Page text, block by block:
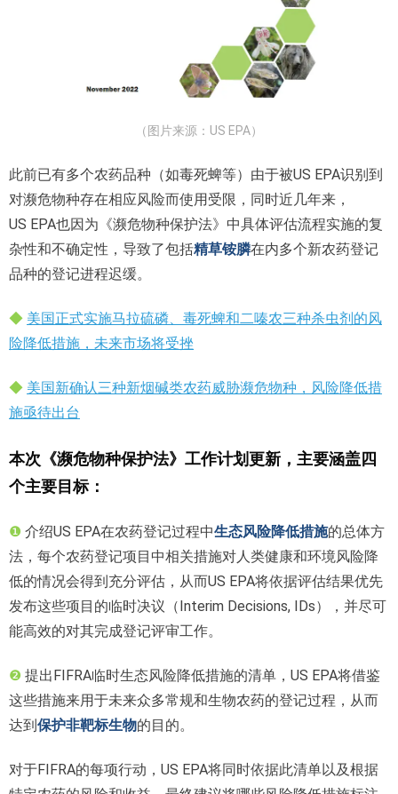
（图片来源：US EPA）
此前已有多个农药品种（如毒死蜱等）由于被US EPA识别到
对濒危物种存在相应风险而使用受限，同时近几年来，
US EPA也因为《濒危物种保护法》中具体评估流程实施的复
杂性和不确定性，导致了包括精草铵膦在内多个新农药登记
品种的登记进程迟缓。
◆ 美国正式实施马拉硫磷、毒死蜱和二嗪农三种杀虫剂的风
险降低措施，未来市场将受挫
◆ 美国新确认三种新烟碱类农药威胁濒危物种，风险降低措
施亟待出台
本次《濒危物种保护法》工作计划更新，主要涵盖四
个主要目标：
❶ 介绍US EPA在农药登记过程中生态风险降低措施的总体方
法，每个农药登记项目中相关措施对人类健康和环境风险降
低的情况会得到充分评估，从而US EPA将依据评估结果优先
发布这些项目的临时决议（Interim Decisions, IDs），并尽可
能高效的对其完成登记评审工作。
❷ 提出FIFRA临时生态风险降低措施的清单，US EPA将借鉴
这些措施来用于未来众多常规和生物农药的登记过程，从而
达到 保护非靶标生物的目的。
对于FIFRA的每项行动，US EPA将同时依据此清单以及根据